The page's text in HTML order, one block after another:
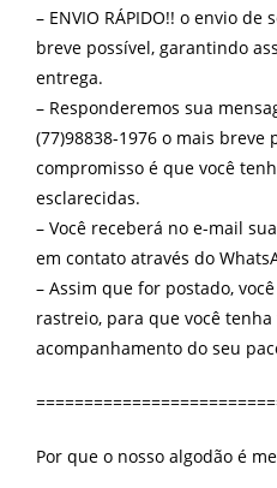
– ENVIO RÁPIDO!! o envio
breve possível, garantindo
entrega.
– Responderemos sua
(77)98838-1976 o mais breve
compromisso é que você
esclarecidas.
– Você receberá no e-mail
em contato através do
– Assim que for postado,
rastreio, para que você
acompanhamento do seu
Por que o nosso algodão é